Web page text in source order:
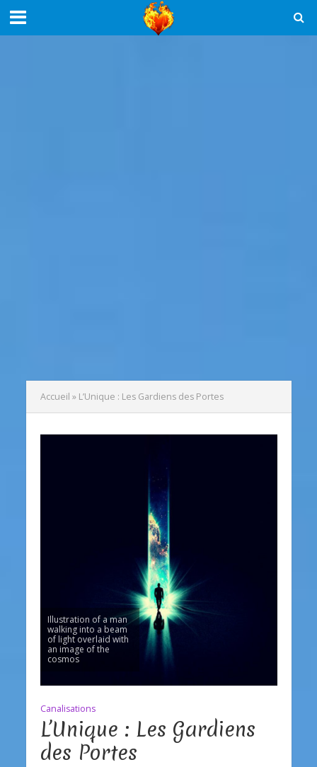
Accueil » L’Unique : Les Gardiens des Portes
Illustration of a man
walking into a beam
of light overlaid with
an image of the
cosmos
Canalisations
L’Unique : Les Gardiens
des Portes